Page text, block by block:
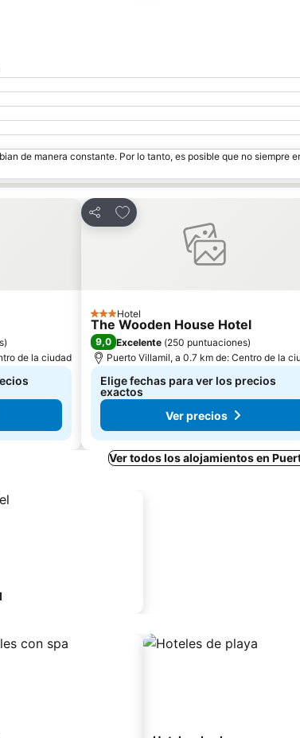
de manera constante. Por lo tanto, es posible que no siempre
)
de la ciudad
Compartir
Agregar a favoritos
3 Estrellas
Hotel
The Wooden House Hotel
9,0 Excelente (250 puntuaciones)
Puerto Villamil, a 0.7 km de: Centro de la
Elige fechas para ver los precios
exactos
Ver precios
Ver todos los alojamientos en